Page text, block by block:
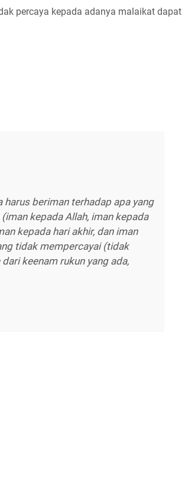
percaya kepada adanya malaikat dapat
beriman terhadap apa yang
kepada Allah, iman kepada
kepada hari akhir, dan iman
tidak mempercayai (tidak
keenam rukun yang ada,